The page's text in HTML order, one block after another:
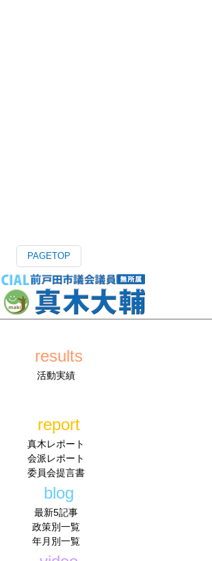
PAGETOP
results
活動実績
report
真木レポート
会派レポート
委員会提言書
blog
最新5記事
政策別一覧
年月別一覧